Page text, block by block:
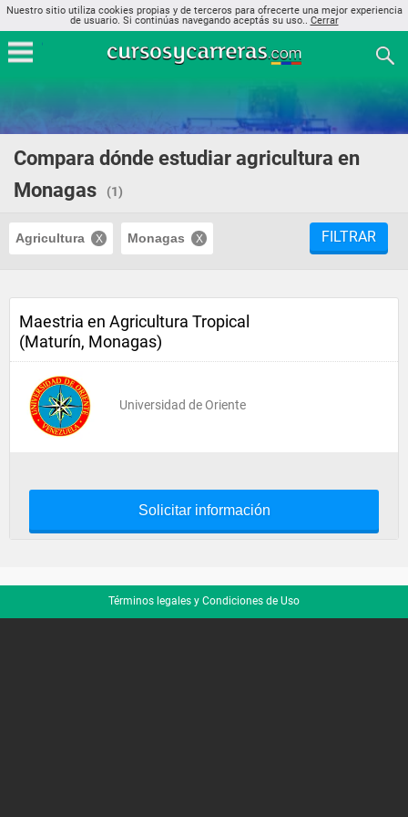
Nuestro sitio utiliza cookies propias y de terceros para ofrecerte una mejor experiencia
de usuario. Si continúas navegando aceptás su uso.. Cerrar
Compara dónde estudiar agricultura en
Monagas
(1)
Agricultura Monagas FILTRAR
Maestria en Agricultura Tropical
(Maturín, Monagas)
Universidad de Oriente
Solicitar información
Términos legales y Condiciones de Uso